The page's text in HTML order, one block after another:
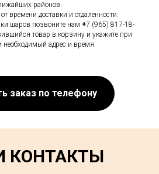
районов.
времени доставки и отдаленности.
шаров позвоните нам +7 (965) 817-18-
товар в корзину и укажите при
адрес и время.
заказ по телефону
КОНТАКТЫ